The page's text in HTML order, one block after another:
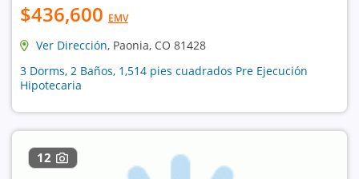
$436,600 EMV
Ver Dirección, Paonia, CO 81428
3 Dorms, 2 Baños, 1,514 pies cuadrados Pre Ejecución
Hipotecaria
12